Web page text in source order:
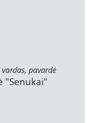
pavardė
"Senukai"